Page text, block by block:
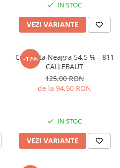
IN STOC
VEZI VARIANTE
-17%
Ciocolata Neagra 54.5 % - 811
CALLEBAUT
125,00 RON
de la 94,50 RON
IN STOC
VEZI VARIANTE